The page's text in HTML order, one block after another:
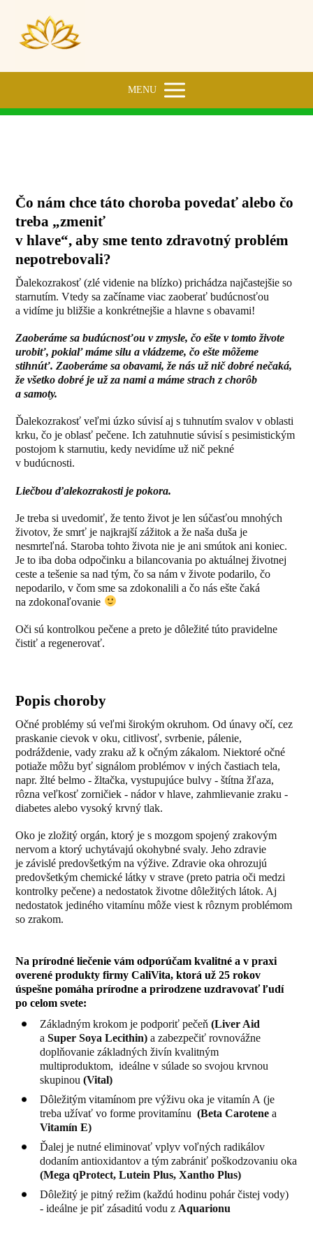
MENU
Čo nám chce táto choroba povedať alebo čo
treba „zmeniť
v hlave“, aby sme tento zdravotný problém
nepotrebovali?
Ďalekozrakosť (zlé videnie na blízko) prichádza najčastejšie so
starnutím. Vtedy sa začíname viac zaoberať budúcnosťou
a vidíme ju bližšie a konkrétnejšie a hlavne s obavami!
Zaoberáme sa budúcnosťou v zmysle, čo ešte v tomto živote
urobiť, pokiaľ máme silu a vládzeme, čo ešte môžeme
stihnúť. Zaoberáme sa obavami, že nás už nič dobré nečaká,
že všetko dobré je už za nami a máme strach z chorôb
a samoty.
Ďalekozrakosť veľmi úzko súvisí aj s tuhnutím svalov v oblasti
krku, čo je oblasť pečene. Ich zatuhnutie súvisí s pesimistickým
postojom k starnutiu, kedy nevidíme už nič pekné
v budúcnosti.
Liečbou ďalekozrakosti je pokora.
Je treba si uvedomiť, že tento život je len súčasťou mnohých
životov, že smrť je najkrajší zážitok a že naša duša je
nesmrteľná. Staroba tohto života nie je ani smútok ani koniec.
Je to iba doba odpočinku a bilancovania po aktuálnej životnej
ceste a tešenie sa nad tým, čo sa nám v živote podarilo, čo
nepodarilo, v čom sme sa zdokonalili a čo nás ešte čaká
na zdokonaľovanie
Oči sú kontrolkou pečene a preto je dôležité túto pravidelne
čistiť a regenerovať.
Popis choroby
Očné problémy sú veľmi širokým okruhom. Od únavy očí, cez
praskanie cievok v oku, citlivosť, svrbenie, pálenie,
podráždenie, vady zraku až k očným zákalom. Niektoré očné
potiaže môžu byť signálom problémov v iných častiach tela,
napr. žlté belmo - žltačka, vystupujúce bulvy - štítna žľaza,
rôzna veľkosť zorničiek - nádor v hlave, zahmlievanie zraku -
diabetes alebo vysoký krvný tlak.
Oko je zložitý orgán, ktorý je s mozgom spojený zrakovým
nervom a ktorý uchytávajú okohybné svaly. Jeho zdravie
je závislé predovšetkým na výžive. Zdravie oka ohrozujú
predovšetkým chemické látky v strave (preto patria oči medzi
kontrolky pečene) a nedostatok životne dôležitých látok. Aj
nedostatok jediného vitamínu môže viest k rôznym problémom
so zrakom.
Na prírodné liečenie vám odporúčam kvalitné a v praxi
overené produkty firmy CaliVita, ktorá už 25 rokov
úspešne pomáha prírodne a prirodzene uzdravovať ľudí
po celom svete:
Základným krokom je podporiť pečeň(Liver Aid
aSuper Soya Lecithin)a zabezpečiť rovnovážne
doplňovanie základných živín kvalitným
multiproduktom, ideálne v súlade so svojou krvnou
skupinou(Vital)
Dôležitým vitamínom pre výživu oka je vitamín A (je
treba užívať vo forme provitamínu(Beta Carotene a
Vitamín E)
Ďalej je nutné eliminovať vplyv voľných radikálov
dodaním antioxidantov a tým zabrániť poškodzovaniu oka
(Mega qProtect, Lutein Plus, Xantho Plus)
Dôležitý je pitný režim (každú hodinu pohár čistej vody)
- ideálne je piť zásaditú vodu z Aquarionu